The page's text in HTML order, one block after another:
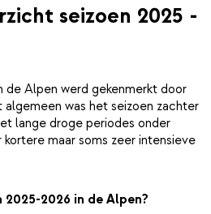
seizoen 2025 -
de Alpen werd gekenmerkt door
was het seizoen zachter
lange droge periodes onder
maar soms zeer intensieve
2026 in de Alpen?